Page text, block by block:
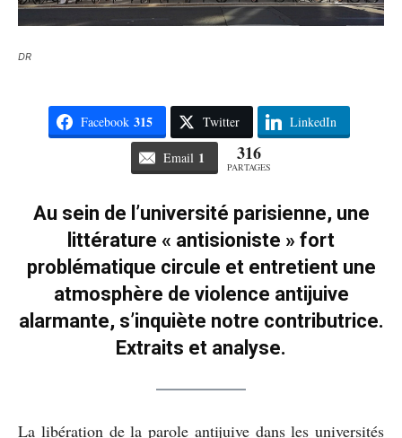
DR
Facebook 315 Twitter LinkedIn
Email 1 316
PARTAGES
Au sein de l’université parisienne, une
littérature « antisioniste » fort
problématique circule et entretient une
atmosphère de violence antijuive
alarmante, s’inquiète notre contributrice.
Extraits et analyse.
La libération de la parole antijuive dans les universités